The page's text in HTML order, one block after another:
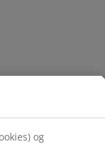
og